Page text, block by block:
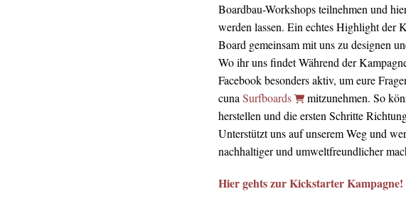
Boardbau-Workshops teilnehmen und
werden lassen. Ein echtes Highlight der
Board gemeinsam mit uns zu designen
Wo ihr uns findet Während der
Facebook besonders aktiv, um eure
cunaSurfboards mitzunehmen. So
herstellen und die ersten Schritte
Unterstützt uns auf unserem Weg und
nachhaltiger und umweltfreundlicher
Hier gehts zur Kickstarter Kampagne!